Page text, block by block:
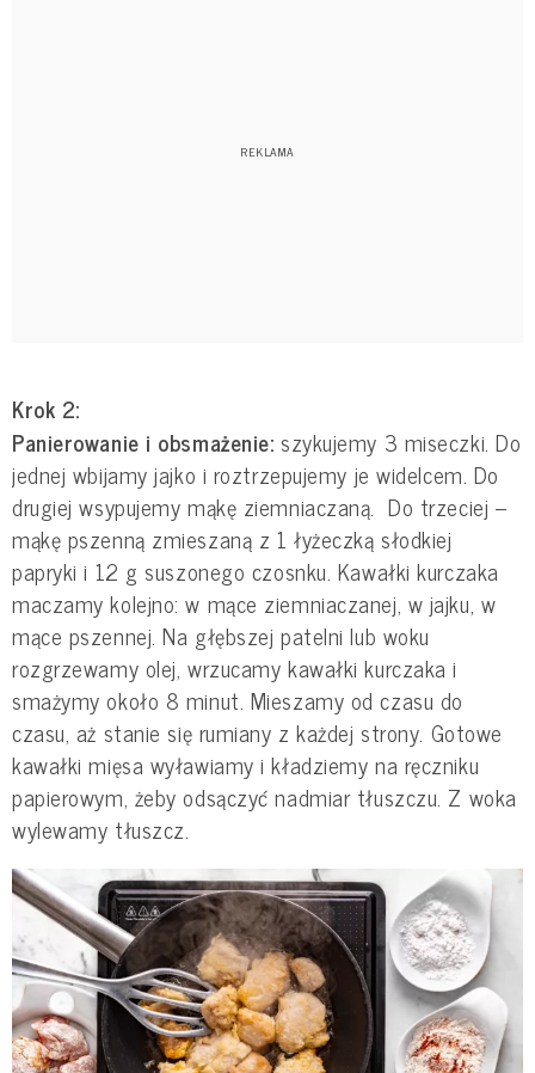
Krok 2:
Panierowanie i obsmażenie: szykujemy 3 miseczki. Do
jednej wbijamy jajko i roztrzepujemy je widelcem. Do
drugiej wsypujemy mąkę ziemniaczaną. Do trzeciej –
mąkę pszenną zmieszaną z 1 łyżeczką słodkiej
papryki i 12 g suszonego czosnku. Kawałki kurczaka
maczamy kolejno: w mące ziemniaczanej, w jajku, w
mące pszennej. Na głębszej patelni lub woku
rozgrzewamy olej, wrzucamy kawałki kurczaka i
smażymy około 8 minut. Mieszamy od czasu do
czasu, aż stanie się rumiany z każdej strony. Gotowe
kawałki mięsa wyławiamy i kładziemy na ręczniku
papierowym, żeby odsączyć nadmiar tłuszczu. Z woka
wylewamy tłuszcz.